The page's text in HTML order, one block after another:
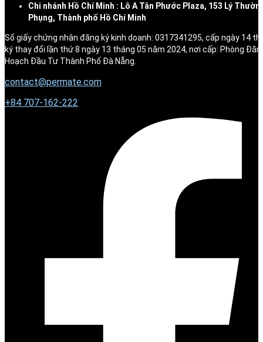
Chi nhánh Hồ Chí Minh : Lô A Tân Phước Plaza, 153 Lý
Phụng, Thành phố Hồ Chí Minh
Số giấy chứng nhận đăng ký kinh doanh: 0317341295, cấp ngày 14
ký thay đổi lần thứ 8 ngày 13 tháng 05 năm 2024, nơi cấp: Phòng
Hoạch Đầu Tư Thành Phố Đà Nẵng.
contact@permate.com
+84 707-162-222